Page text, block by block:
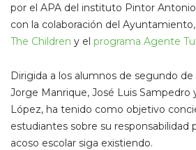
por el APA del instituto Pintor
con la colaboración del Ayuntamiento,
The Children y el programa Agente
Dirigida a los alumnos de segundo de
Jorge Manrique, José Luis Sampedro
López, ha tenido como objetivo
estudiantes sobre su responsabilidad
acoso escolar siga existiendo.